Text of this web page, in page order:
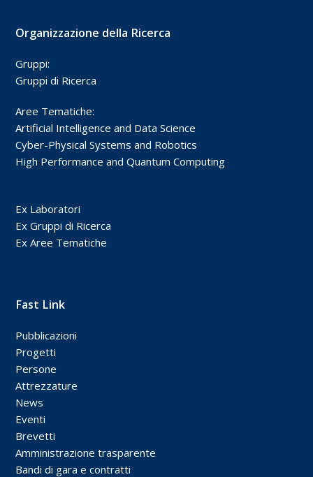
Organizzazione della Ricerca
Gruppi:
Gruppi di Ricerca
Aree Tematiche:
Artificial Intelligence and Data Science
Cyber-Physical Systems and Robotics
High Performance and Quantum Computing
Ex Laboratori
Ex Gruppi di Ricerca
Ex Aree Tematiche
Fast Link
Pubblicazioni
Progetti
Persone
Attrezzature
News
Eventi
Brevetti
Amministrazione trasparente
Bandi di gara e contratti